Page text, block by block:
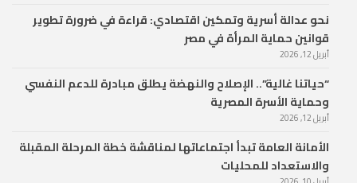
نحو عدالة أسرية وتمكين اقتصادي: قراءة في ضرورة تطوير
قوانين حماية المرأة في مصر
أبريل 12, 2026
“حياتنا غالية”.. الإصلاح والنهضة يطلق مبادرة للدعم النفسي
وحماية الأسرة المصرية
أبريل 12, 2026
الأمانة العامة تبدأ اجتماعاتها لمناقشة خطة المرحلة المقبلة
والاستعداد للمحليات